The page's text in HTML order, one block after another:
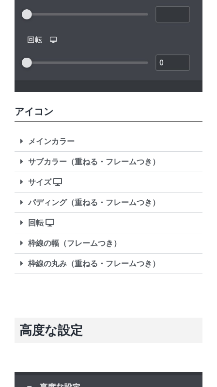
アイコン
メインカラー
サブカラー（重ねる・フレームつき）
サイズ
パディング（重ねる・フレームつき）
回転
枠線の幅（フレームつき）
枠線の丸み（重ねる・フレームつき）
高度な設定